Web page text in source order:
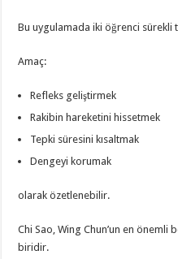
Bu uygulamada iki öğrenci sürekli
Amaç:
Refleks geliştirmek
Rakibin hareketini hissetmek
Tepki süresini kısaltmak
Dengeyi korumak
olarak özetlenebilir.
Chi Sao, Wing Chun’un en
biridir.